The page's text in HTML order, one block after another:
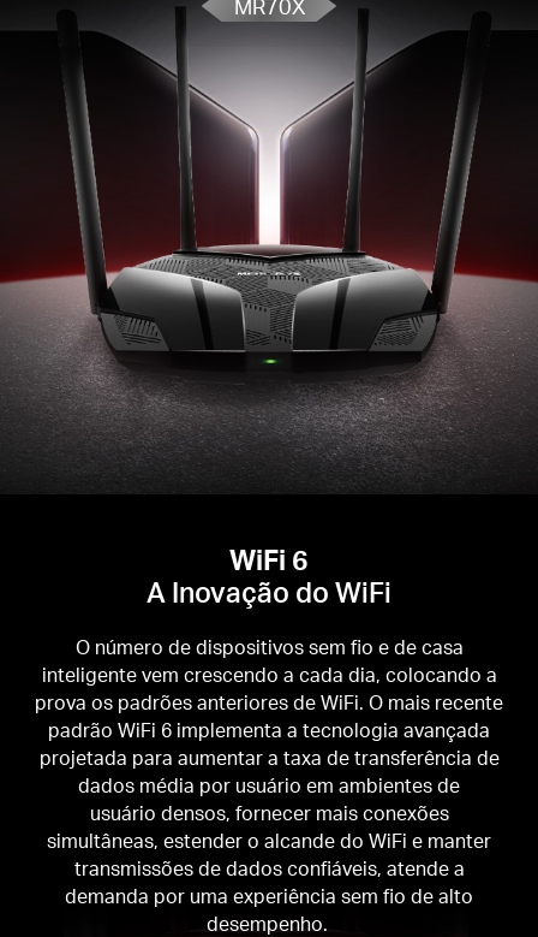
Conexão Inteligente
– Escolhe de forma
inteligente a melhor banda disponível para cada
dispositivo
Modo Access Point– Estende uma rede com fio e
a torna sem fio
Protocolo TR-069
- Oferece maneiras versáteis de
gerenciamento para que os provedores forneçam
facilmente manutenção remota para seus
produtos.
Agile Config
- Para provedores, permite
configuração em massa dos roteadores TP-Link.
WiFi 6
A Inovação do WiFi
O número de dispositivos sem fio e de casa
inteligente vem crescendo a cada dia, colocando a
prova os padrões anteriores de WiFi. O mais recente
padrão WiFi 6 implementa a tecnologia avançada
projetada para aumentar a taxa de transferência de
dados média por usuário em ambientes de
usuário densos, fornecer mais conexões
simultâneas, estender o alcande do WiFi e manter
transmissões de dados confiáveis, atende a
demanda por uma experiência sem fio de alto
desempenho.